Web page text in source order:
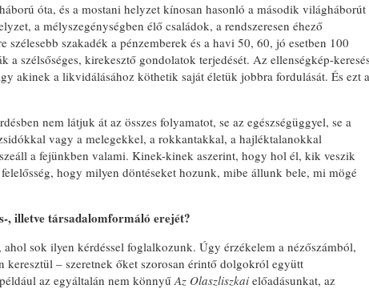
óta, és a mostani helyzet kínosan hasonló a második világháborút
a mélyszegénységben élő családok, a rendszeresen éhező
szélesebb szakadék a pénzemberek és a havi 50, 60, jó esetben 100
szélsőséges, kirekesztő gondolatok terjedését. Az ellenségkép-
akinek a likvidálásához köthetik saját életük jobbra fordulását. És ezt a
nem látjuk át az összes folyamatot, se az egészségüggyel, se a
vagy a melegekkel, a rokkantakkal, a hajléktalanokkal
a fejünkben valami. Kinek-kinek aszerint, hogy hol él, kik veszik
hogy milyen döntéseket hozunk, mibe állunk bele, mi mögé
, illetve társadalomformáló erejét?
sok ilyen kérdéssel foglalkozunk. Úgy érzékelem a nézőszámból,
keresztül – szeretnek őket szorosan érintő dolgokról együtt
az egyáltalán nem könnyűAz Olaszliszkai előadásunkat, az